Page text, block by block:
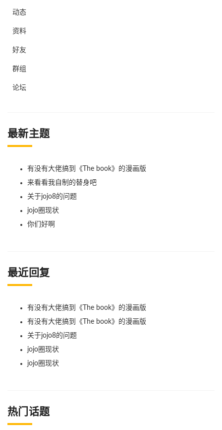
动态
资料
好友
群组
论坛
最新主题
有没有大佬搞到《The book》的漫画版
来看看我自制的替身吧
关于jojo8的问题
jojo圈现状
你们好啊
最近回复
有没有大佬搞到《The book》的漫画版
有没有大佬搞到《The book》的漫画版
关于jojo8的问题
jojo圈现状
jojo圈现状
热门话题